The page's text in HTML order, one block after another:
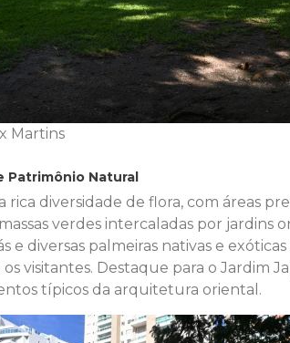
Martins
Patrimônio Natural
diversidade de flora, com áreas
verdes intercaladas por jardins
e diversas palmeiras nativas e
visitantes. Destaque para o Jardim
típicos da arquitetura oriental.